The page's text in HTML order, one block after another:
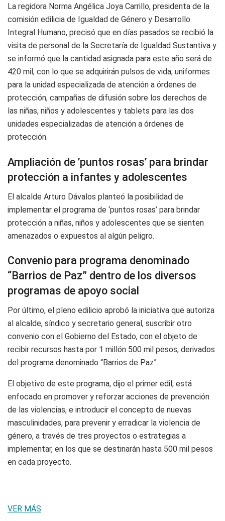
La regidora Norma Angélica Joya Carrillo, presidenta de la
comisión edilicia de Igualdad de Género y Desarrollo
Integral Humano, precisó que en días pasados se recibió la
visita de personal de la Secretaría de Igualdad Sustantiva y
se informó que la cantidad asignada para este año será de
420 mil, con lo que se adquirirán pulsos de vida, uniformes
para la unidad especializada de atención a órdenes de
protección, campañas de difusión sobre los derechos de
las niñas, niños y adolescentes y tablets para las dos
unidades especializadas de atención a órdenes de
protección.
Ampliación de ’puntos rosas’ para brindar
protección a infantes y adolescentes
El alcalde Arturo Dávalos planteó la posibilidad de
implementar el programa de ‘puntos rosas’ para brindar
protección a niñas, niños y adolescentes que se sienten
amenazados o expuestos al algún peligro.
Convenio para programa denominado
“Barrios de Paz” dentro de los diversos
programas de apoyo social
Por último, el pleno edilicio aprobó la iniciativa que autoriza
al alcalde, síndico y secretario general, suscribir otro
convenio con el Gobierno del Estado, con el objeto de
recibir recursos hasta por 1 millón 500 mil pesos, derivados
del programa denominado “Barrios de Paz”.
El objetivo de este programa, dijo el primer edil, está
enfocado en promover y reforzar acciones de prevención
de las violencias, e introducir el concepto de nuevas
masculinidades, para prevenir y erradicar la violencia de
género, a través de tres proyectos o estrategias a
implementar, en los que se destinarán hasta 500 mil pesos
en cada proyecto.
VER MÁS